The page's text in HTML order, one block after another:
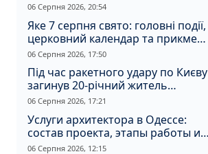
06 Серпня 2026, 20:54
Яке 7 серпня свято: головні події,
церковний календар та прикмети
дня
06 Серпня 2026, 17:50
Під час ракетного удару по Києву
загинув 20-річний житель
Житомирщини
06 Серпня 2026, 17:21
Услуги архитектора в Одессе:
состав проекта, этапы работы и
стоимость
06 Серпня 2026, 12:15